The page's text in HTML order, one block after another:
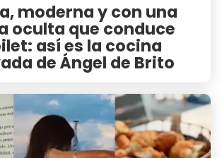
moderna y con una
oculta que conduce
así es la cocina
de Ángel de Brito